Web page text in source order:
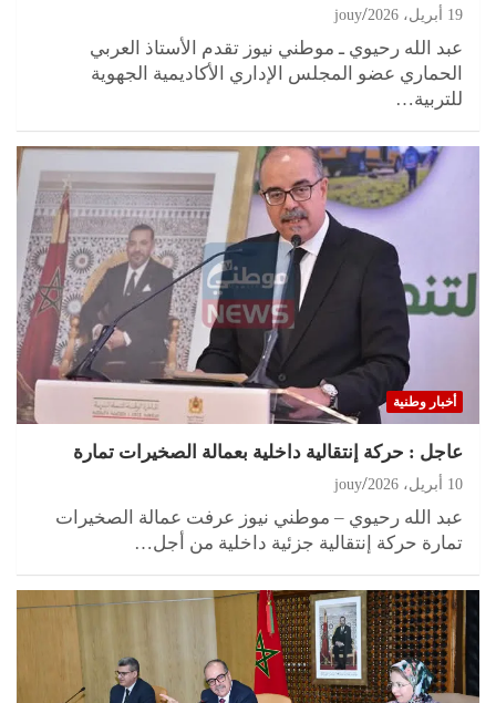
19 أبريل، 2026 jouy
عبد الله رحيوي ـ موطني نيوز تقدم الأستاذ العربي
الحماري عضو المجلس الإداري الأكاديمية الجهوية
للتربية…
أخبار وطنية
عاجل : حركة إنتقالية داخلية بعمالة الصخيرات تمارة
10 أبريل، 2026 jouy
عبد الله رحيوي – موطني نيوز عرفت عمالة الصخيرات
تمارة حركة إنتقالية جزئية داخلية من أجل…